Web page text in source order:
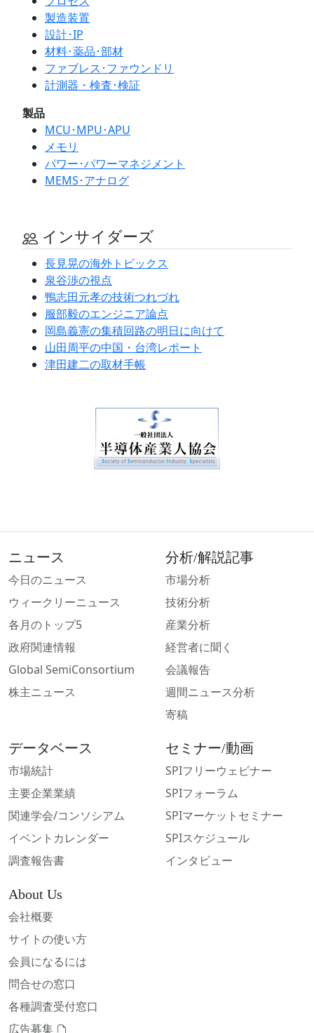
製造装置
設計･IP
材料･薬品･部材
ファブレス･ファウンドリ
計測器・検査･検証
製品
MCU･MPU･APU
メモリ
パワー･パワーマネジメント
MEMS･アナログ
インサイダーズ
長見晃の海外トピックス
泉谷渉の視点
鴨志田元孝の技術つれづれ
服部毅のエンジニア論点
岡島義憲の集積回路の明日に向けて
山田周平の中国・台湾レポート
津田建二の取材手帳
ニュース
今日のニュース
ウィークリーニュース
各月のトップ5
政府関連情報
Global SemiConsortium
株主ニュース
分析/解説記事
市場分析
技術分析
産業分析
経営者に聞く
会議報告
週間ニュース分析
寄稿
データベース
市場統計
主要企業業績
関連学会/コンソシアム
イベントカレンダー
調査報告書
セミナー/動画
SPIフリーウェビナー
SPIフォーラム
SPIマーケットセミナー
SPIスケジュール
インタビュー
About Us
会社概要
サイトの使い方
会員になるには
問合せの窓口
各種調査受付窓口
広告募集